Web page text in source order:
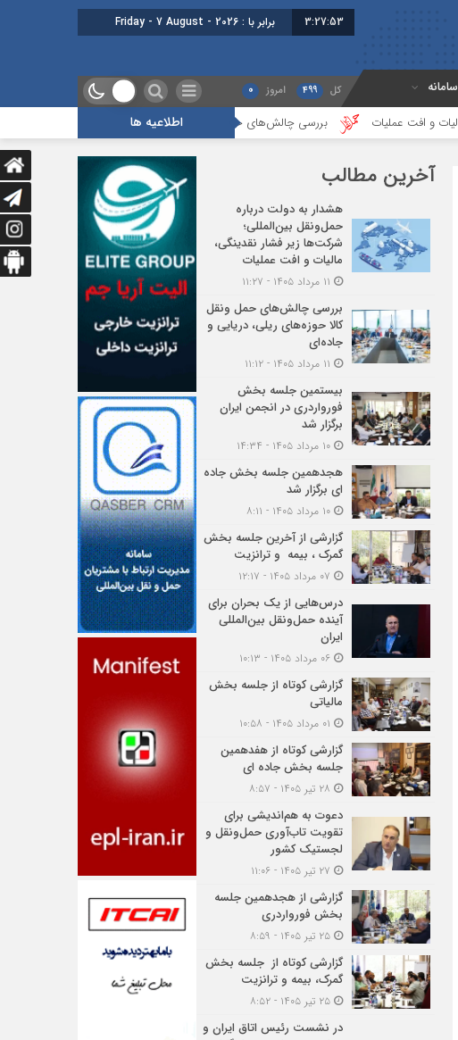
3:27:55 برابر با : Friday - 7 August - 2026
سامانه کل 499 امروز 0
اطلاعیه ها
بررسی چالش‌های حمل ونقل کالا حوزه‌های ریلی، دریایی و جاده‌ای
آخرین مطالب
هشدار به دولت درباره
حمل‌ونقل بین‌المللی؛
شرکت‌ها زیر فشار نقدینگی،
مالیات و افت عملیات
بررسی چالش‌های حمل ونقل
کالا حوزه‌های ریلی، دریایی و
جاده‌ای
بیستمین جلسه بخش
فورواردری در انجمن ایران
برگزار شد
۱۰ مرداد ۱۴۰۵ - ۱۴:۳۴
هجدهمین جلسه بخش جاده
ای برگزار شد
۱۰ مرداد ۱۴۰۵ - ۸:۱۱
گزارشی از آخرین جلسه بخش
گمرک ، بیمه و ترانزیت
درس‌هایی از یک بحران برای
آینده حمل‌ونقل بین‌المللی
ایران
گزارشی کوتاه از جلسه بخش
مالیاتی
گزارشی کوتاه از هفدهمین
جلسه بخش جاده ای
دعوت به هم‌اندیشی برای
تقویت تاب‌آوری حمل‌ونقل و
لجستیک کشور
گزارشی از هجدهمین جلسه
بخش فورواردری
۲۵ تیر ۱۴۰۵ - ۸:۵۹
گزارشی کوتاه از جلسه بخش
گمرک، بیمه و ترانزیت
۲۵ تیر ۱۴۰۵ - ۸:۵۲
در نشست رئیس اتاق ایران و